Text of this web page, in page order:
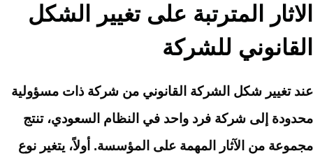
الاثار المترتبة على تغيير الشكل
القانوني للشركة
عند تغيير شكل الشركة القانوني من شركة ذات مسؤولية
محدودة إلى شركة فرد واحد في النظام السعودي، تنتج
مجموعة من الآثار المهمة على المؤسسة. أولاً، يتغير نوع